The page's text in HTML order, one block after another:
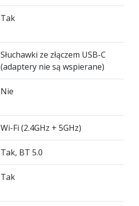
Tak
Słuchawki ze złączem USB-C
(adaptery nie są wspierane)
Nie
Wi-Fi (2.4GHz + 5GHz)
Tak, BT 5.0
Tak